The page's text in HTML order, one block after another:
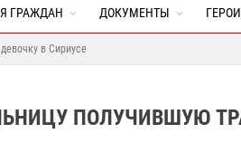
ГРАЖДАН ДОКУМЕНТЫ ГЕРОИ
в Сириусе
ПОЛУЧИВШУЮ